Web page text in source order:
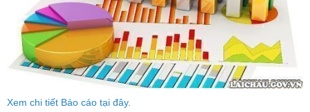
Xem chi tiết Báo cáo tại đây.